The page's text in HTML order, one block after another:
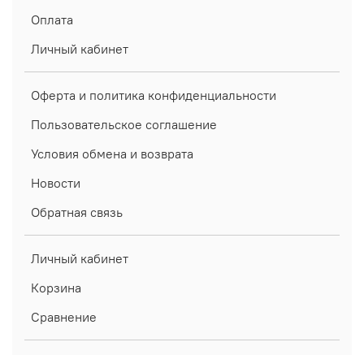
Оплата
Личный кабинет
Оферта и политика конфиденциальности
Пользовательское соглашение
Условия обмена и возврата
Новости
Обратная связь
Личный кабинет
Корзина
Сравнение